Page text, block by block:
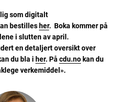
som digitalt
bestilles her. Boka kommer på
i slutten av april.
en detaljert oversikt over
du bla i her. På cdu.no kan du
verkemiddel».